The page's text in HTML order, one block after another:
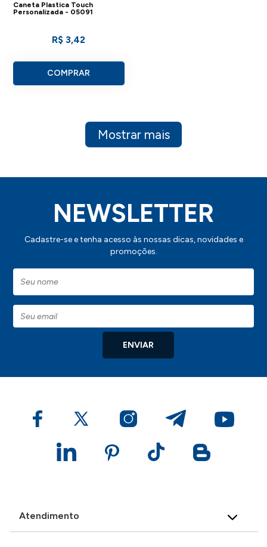
Caneta Plastica Touch
Personalizada - 05091
R$ 3,42
COMPRAR
Mostrar mais
NEWSLETTER
Cadastre-se e tenha acesso às nossas dicas, novidades e
promoções.
ENVIAR
Atendimento